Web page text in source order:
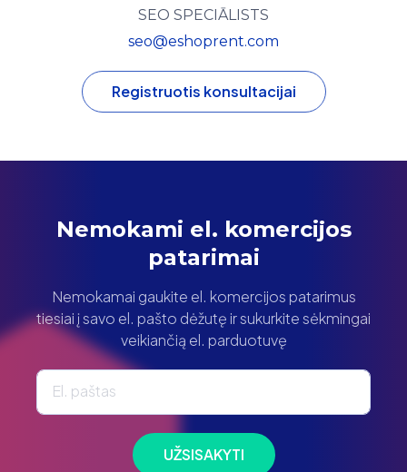
SEO SPECIĀLISTS
seo@eshoprent.com
Registruotis konsultacijai
Nemokami el. komercijos
patarimai
Nemokamai gaukite el. komercijos patarimus
tiesiai į savo el. pašto dėžutę ir sukurkite sėkmingai
veikiančią el. parduotuvę
El. paštas
UŽSISAKYTI